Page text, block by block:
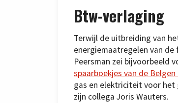
Btw-verlaging
Terwijl de uitbreiding van
energiemaatregelen van
Peersman zei bijvoorbeeld
spaarboekjes van de Belgen
gas en elektriciteit voor het
zijn collega Joris Wauters.